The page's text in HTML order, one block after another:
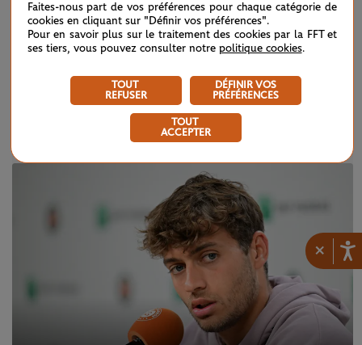
×
DIMANCHE 7 JUIN 2026
Alexander Zverev (finale)
Faites-nous part de vos préférences pour chaque catégorie de
cookies en cliquant sur "Définir vos préférences".
Pour en savoir plus sur le traitement des cookies par la FFT et
ses tiers, vous pouvez consulter notre politique cookies.
TOUT
REFUSER
DÉFINIR VOS
PRÉFÉRENCES
TOUT
ACCEPTER